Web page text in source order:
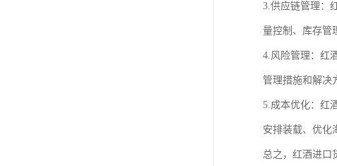
3.供应链管理：
量控制、库存管
4.风险管理：红
管理措施和解决
5.成本优化：红
安排装载、优化
总之，红酒进口